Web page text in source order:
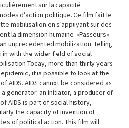
sur la capacité
d’action politique. Ce film fait le
mobilisation en s’appuyant sur des
la dimension humaine. «Passeurs»
unprecedented mobilization, telling
in with the wider field of social
Today, more than thirty years
it is possible to look at the
AIDS. AIDS cannot be considered as
generator, an initiator, a producer of
AIDS is part of social history,
the capacity of invention of
of political action. This film will